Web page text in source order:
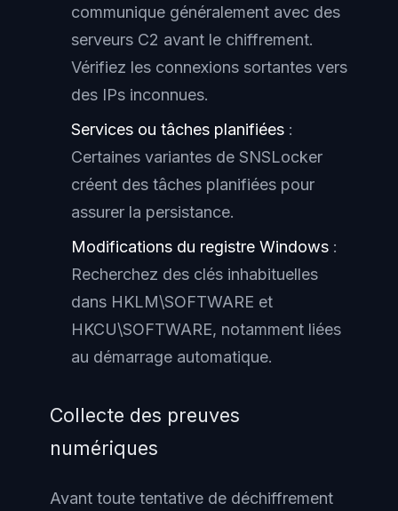
communique généralement avec des
serveurs C2 avant le chiffrement.
Vérifiez les connexions sortantes vers
des IPs inconnues.
Services ou tâches planifiées :
Certaines variantes de SNSLocker
créent des tâches planifiées pour
assurer la persistance.
Modifications du registre Windows :
Recherchez des clés inhabituelles
dans HKLM\SOFTWARE et
HKCU\SOFTWARE, notamment liées
au démarrage automatique.
Collecte des preuves
numériques
Avant toute tentative de déchiffrement